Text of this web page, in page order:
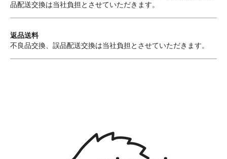
品配送交換は当社負担とさせていただきます。
返品送料
不良品交換、誤品配送交換は当社負担とさせていただきます。